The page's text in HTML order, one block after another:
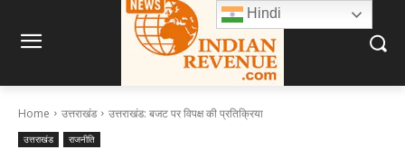
Home उत्तराखंड उत्तराखंड: बजट पर विपक्ष की प्रतिक्रिया
उत्तराखंड राजनीति
Hindi